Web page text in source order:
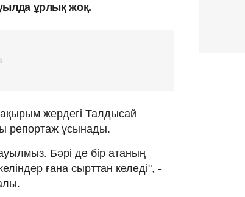
ұрлық жоқ.
жердегі Талдысай
репортаж ұсынады.
Бәрі де бір атаның
ғана сырттан келеді", -